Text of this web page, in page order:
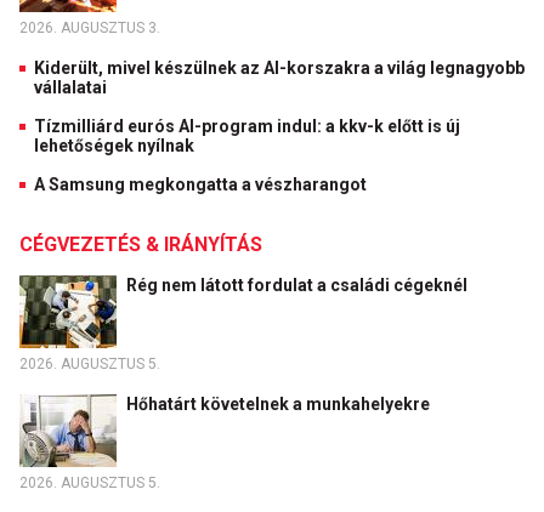
2026. AUGUSZTUS 3.
Kiderült, mivel készülnek az AI-korszakra a világ legnagyobb
vállalatai
Tízmilliárd eurós AI-program indul: a kkv-k előtt is új
lehetőségek nyílnak
A Samsung megkongatta a vészharangot
CÉGVEZETÉS & IRÁNYÍTÁS
Rég nem látott fordulat a családi cégeknél
2026. AUGUSZTUS 5.
Hőhatárt követelnek a munkahelyekre
2026. AUGUSZTUS 5.